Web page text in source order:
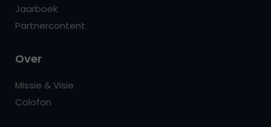
Jaarboek
Partnercontent
Over
Missie & Visie
Colofon